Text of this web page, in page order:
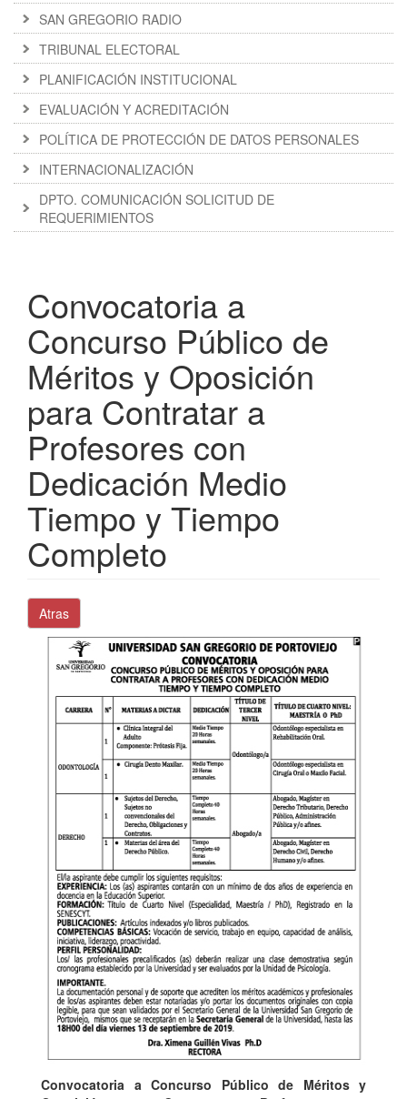
SAN GREGORIO RADIO
TRIBUNAL ELECTORAL
PLANIFICACIÓN INSTITUCIONAL
EVALUACIÓN Y ACREDITACIÓN
POLÍTICA DE PROTECCIÓN DE DATOS PERSONALES
INTERNACIONALIZACIÓN
DPTO. COMUNICACIÓN SOLICITUD DE
REQUERIMIENTOS
Convocatoria a
Concurso Público de
Méritos y Oposición
para Contratar a
Profesores con
Dedicación Medio
Tiempo y Tiempo
Completo
Atras
Convocatoria a Concurso Público de Méritos y